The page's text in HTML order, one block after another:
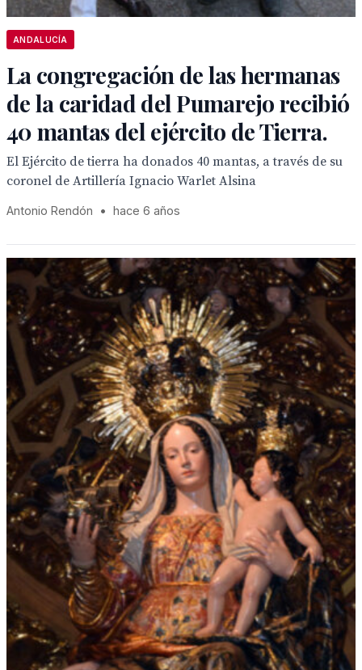
ANDALUCÍA
La congregación de las hermanas
de la caridad del Pumarejo recibió
40 mantas del ejército de Tierra.
El Ejército de tierra ha donados 40 mantas, a través de su
coronel de Artillería Ignacio Warlet Alsina
Antonio Rendón • hace 6 años